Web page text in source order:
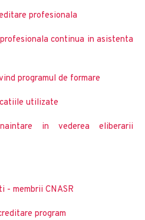
profesionala
continua in asistenta
programul de formare
utilizate
in vederea eliberarii
- membrii CNASR
program